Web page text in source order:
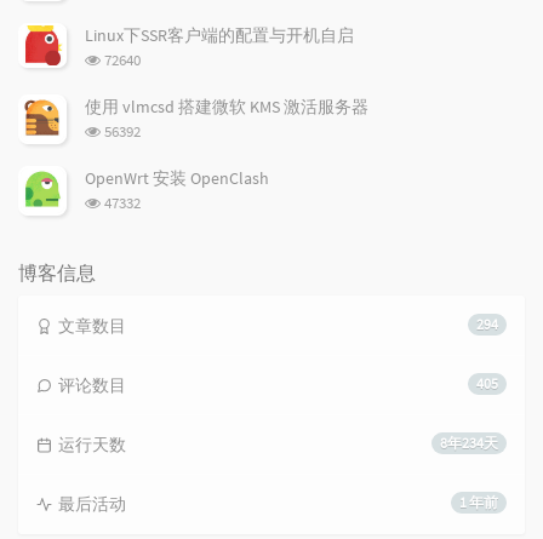
次
Linux下SSR客户端的配置与开机自启
浏
次
数:
72640
使用 vlmcsd 搭建微软 KMS 激活服务器
浏
次
56392
OpenWrt 安装 OpenClash
浏
47332
博客信息
294
文章数目
405
评论数目
8年234天
运行天数
1 年前
最后活动